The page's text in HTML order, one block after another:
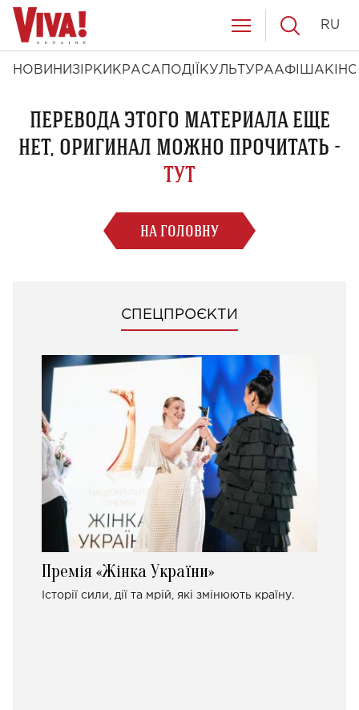
НОВИНИ ЗІРКИ КРАСА ПОДІЇ КУЛЬТУРААФІША КІНО
RU
ПЕРЕВОДА ЭТОГО МАТЕРИАЛА ЕЩЕ
НЕТ, ОРИГИНАЛ МОЖНО ПРОЧИТАТЬ -
ТУТ
НА ГОЛОВНУ
СПЕЦПРОЄКТИ
Премія «Жінка України»
Історії сили, дії та мрій, які змінюють країну.